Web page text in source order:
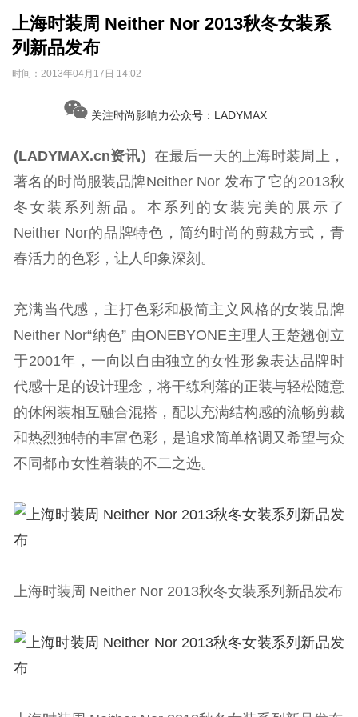
上海时装周 Neither Nor 2013秋冬女装系
列新品发布
时间： 2013年04月17日 14:02
关注时尚影响力公众号：LADYMAX
(LADYMAX.cn资讯）在最后一天的上海时装周上，
著名的时尚服装品牌Neither Nor 发布了它的2013秋
冬女装系列新品。本系列的女装完美的展示了
Neither Nor的品牌特色，简约时尚的剪裁方式，青
春活力的色彩，让人印象深刻。
充满当代感，主打色彩和极简主义风格的女装品牌
Neither Nor“纳色” 由ONEBYONE主理人王楚翘创立
于2001年，一向以自由独立的女性形象表达品牌时
代感十足的设计理念，将干练利落的正装与轻松随意
的休闲装相互融合混搭，配以充满结构感的流畅剪裁
和热烈独特的丰富色彩，是追求简单格调又希望与众
不同都市女性着装的不二之选。
上海时装周 Neither Nor 2013秋冬女装系列新品发布